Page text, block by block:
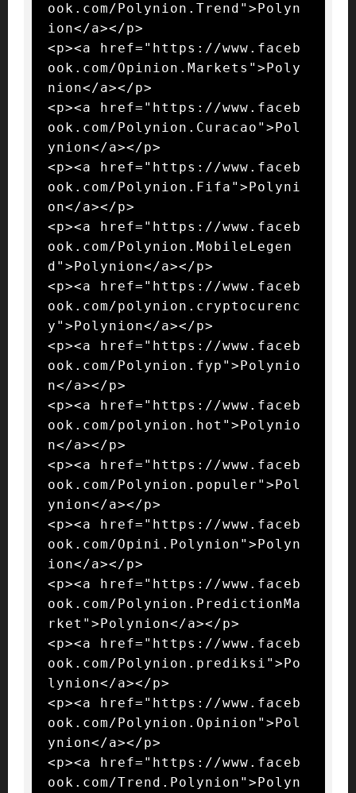
ook.com/Polynion.Trend">Polyn
ion</a></p>
<p><a href="https://www.faceb
ook.com/Opinion.Markets">Poly
nion</a></p>
<p><a href="https://www.faceb
ook.com/Polynion.Curacao">Pol
ynion</a></p>
<p><a href="https://www.faceb
ook.com/Polynion.Fifa">Polyni
on</a></p>
<p><a href="https://www.faceb
ook.com/Polynion.MobileLegen
d">Polynion</a></p>
<p><a href="https://www.faceb
ook.com/polynion.cryptocurenc
y">Polynion</a></p>
<p><a href="https://www.faceb
ook.com/Polynion.fyp">Polynio
n</a></p>
<p><a href="https://www.faceb
ook.com/polynion.hot">Polynio
n</a></p>
<p><a href="https://www.faceb
ook.com/Polynion.populer">Pol
ynion</a></p>
<p><a href="https://www.faceb
ook.com/Opini.Polynion">Polyn
ion</a></p>
<p><a href="https://www.faceb
ook.com/Polynion.PredictionMa
rket">Polynion</a></p>
<p><a href="https://www.faceb
ook.com/Polynion.prediksi">Po
lynion</a></p>
<p><a href="https://www.faceb
ook.com/Polynion.Opinion">Pol
ynion</a></p>
<p><a href="https://www.faceb
ook.com/Trend.Polynion">Polyn